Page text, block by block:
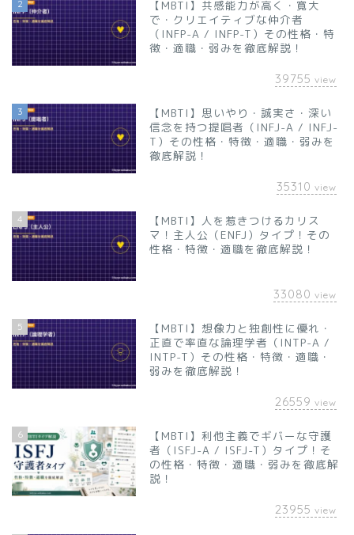
2
【MBTI】共感能力が高く・寛大
で・クリエイティブな仲介者
（INFP-A / INFP-T）その性格・特
徴・適職・弱みを徹底解説！
39755 view
3
【MBTI】思いやり・誠実さ・深い
信念を持つ提唱者（INFJ-A / INFJ-
T）その性格・特徴・適職・弱みを
徹底解説！
35310 view
4
【MBTI】人を惹きつけるカリス
マ！主人公（ENFJ）タイプ！その
性格・特徴・適職を徹底解説！
33080 view
5
【MBTI】想像力と独創性に優れ・
正直で率直な論理学者（INTP-A /
INTP-T）その性格・特徴・適職・
弱みを徹底解説！
26559 view
6
【MBTI】利他主義でギバーな守護
者（ISFJ-A / ISFJ-T）タイプ！そ
の性格・特徴・適職・弱みを徹底解
説！
23955 view